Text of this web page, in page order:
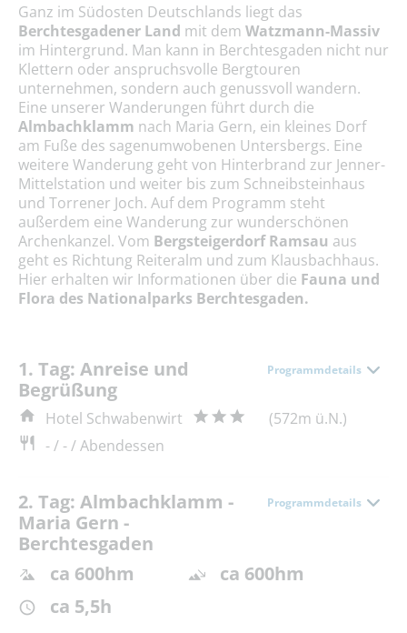
Ganz im Südosten Deutschlands liegt das
Berchtesgadener Land mit dem Watzmann-Massiv
im Hintergrund. Man kann in Berchtesgaden nicht nur
Klettern oder anspruchsvolle Bergtouren
unternehmen, sondern auch genussvoll wandern.
Eine unserer Wanderungen führt durch die
Almbachklamm nach Maria Gern, ein kleines Dorf
am Fuße des sagenumwobenen Untersbergs. Eine
weitere Wanderung geht von Hinterbrand zur Jenner-
Mittelstation und weiter bis zum Schneibsteinhaus
und Torrener Joch. Auf dem Programm steht
außerdem eine Wanderung zur wunderschönen
Archenkanzel. Vom Bergsteigerdorf Ramsau aus
geht es Richtung Reiteralm und zum Klausbachhaus.
Hier erhalten wir Informationen über die Fauna und
Flora des Nationalparks Berchtesgaden.
1. Tag: Anreise und
Begrüßung
Programmdetails
Hotel Schwabenwirt
(572m ü.N.)
- / - / Abendessen
2. Tag: Almbachklamm -
Maria Gern -
Berchtesgaden
Programmdetails
ca 600hm
ca 600hm
ca 5,5h